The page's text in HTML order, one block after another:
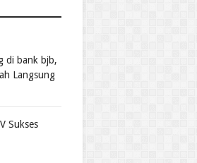
di bank bjb,
Langsung
Sukses